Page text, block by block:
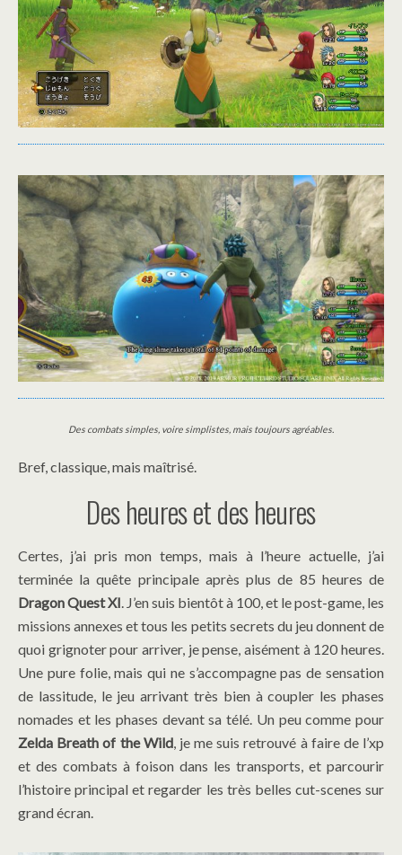
Des combats simples, voire simplistes, mais toujours agréables.
Bref, classique, mais maîtrisé.
Des heures et des heures
Certes, j’ai pris mon temps, mais à l’heure actuelle, j’ai
terminée la quête principale après plus de 85 heures de
Dragon Quest XI . J’en suis bientôt à 100, et le post-game, les
missions annexes et tous les petits secrets du jeu donnent de
quoi grignoter pour arriver, je pense, aisément à 120 heures.
Une pure folie, mais qui ne s’accompagne pas de sensation
de lassitude, le jeu arrivant très bien à coupler les phases
nomades et les phases devant sa télé. Un peu comme pour
Zelda Breath of the Wild, je me suis retrouvé à faire de l’xp
et des combats à foison dans les transports, et parcourir
l’histoire principal et regarder les très belles cut-scenes sur
grand écran.